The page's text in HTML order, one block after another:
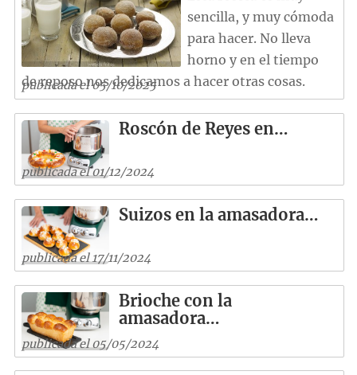
sencilla, y muy cómoda
para hacer. No lleva
horno y en el tiempo
de reposo nos dedicamos a hacer otras cosas.
publicada el 05/10/2025
Roscón de Reyes en…
publicada el 01/12/2024
Suizos en la amasadora…
publicada el 17/11/2024
Brioche con la
amasadora…
publicada el 05/05/2024